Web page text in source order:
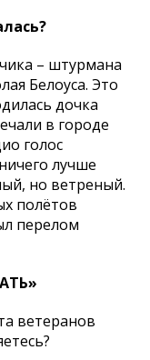
– штурмана
Белоуса. Это
дочка
в городе
голос
лучше
но ветреный.
полётов
перелом
ветеранов